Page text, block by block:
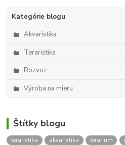
Kategórie blogu
Akvaristika
Teraristika
Rozvoz
Výroba na mieru
Štítky blogu
teraristika akvaristika terarium